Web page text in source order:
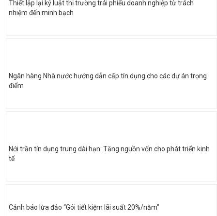
Thiết lập lại kỷ luật thị trường trái phiếu doanh nghiệp từ trách
nhiệm đến minh bạch
Ngân hàng Nhà nước hướng dẫn cấp tín dụng cho các dự án trọng
điểm
Nới trần tín dụng trung dài hạn: Tăng nguồn vốn cho phát triển kinh
tế
Cảnh báo lừa đảo “Gói tiết kiệm lãi suất 20%/năm”